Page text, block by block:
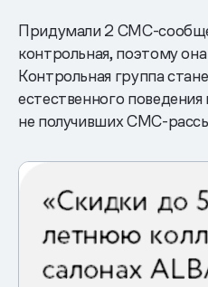
Придумали 2 СМС-
контрольная, поэтому
Контрольная группа
естественного поведения
не получивших СМС-